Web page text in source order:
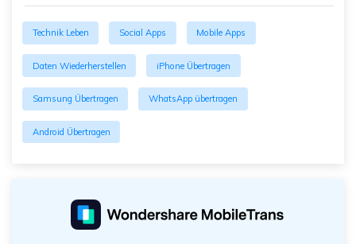
Technik Leben Social Apps Mobile Apps
Daten Wiederherstellen iPhone Übertragen
Samsung Übertragen WhatsApp übertragen
Android Übertragen